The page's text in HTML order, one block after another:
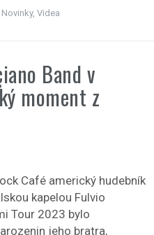
Novinky,Videa
Band v
moment z
Café americký hudebník
kapelou Fulvio
Tour 2023 bylo
jeho bratra,